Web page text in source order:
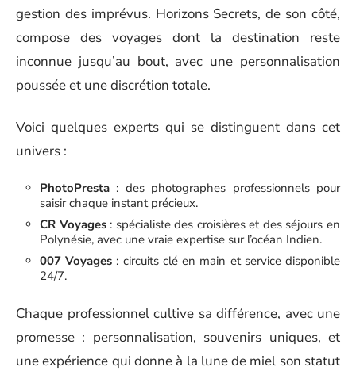
gestion des imprévus. Horizons Secrets, de son côté,
compose des voyages dont la destination reste
inconnue jusqu’au bout, avec une personnalisation
poussée et une discrétion totale.
Voici quelques experts qui se distinguent dans cet
univers :
PhotoPresta : des photographes professionnels pour
saisir chaque instant précieux.
CR Voyages: spécialiste des croisières et des séjours en
Polynésie, avec une vraie expertise sur l’océan Indien.
007 Voyages : circuits clé en main et service disponible
24/7.
Chaque professionnel cultive sa différence, avec une
promesse : personnalisation, souvenirs uniques, et
une expérience qui donne à la lune de miel son statut